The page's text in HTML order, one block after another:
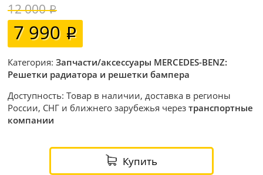
12 000
7 990
Категория:Запчасти/аксессуары MERCEDES-BENZ:
Решетки радиатора и решетки бампера
Доступность: Товар в наличии, доставка в регионы
России, СНГ и ближнего зарубежья черезтранспортные
компании
Купить